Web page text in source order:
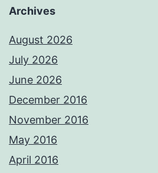
Archives
August 2026
July 2026
June 2026
December 2016
November 2016
May 2016
April 2016